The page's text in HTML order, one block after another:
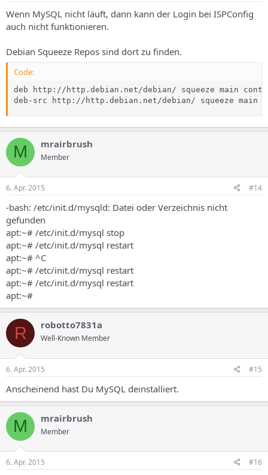
Wenn MySQL nicht läuft, dann kann der Login bei ISPConfig
auch nicht funktionieren.
Debian Squeeze Repos sind dort zu finden.
Code:
deb http://http.debian.net/debian/ squeeze main
deb-src http://http.debian.net/debian/ squeeze main
M mrairbrush
Member
6. Apr. 2015 #14
-bash: /etc/init.d/mysqld: Datei oder Verzeichnis nicht
gefunden
apt:~# /etc/init.d/mysql stop
apt:~# /etc/init.d/mysql restart
apt:~# ^C
apt:~# /etc/init.d/mysql restart
apt:~# /etc/init.d/mysql restart
apt:~#
R robotto7831a
Well-Known Member
6. Apr. 2015 #15
Anscheinend hast Du MySQL deinstalliert.
M mrairbrush
Member
6. Apr. 2015 #16